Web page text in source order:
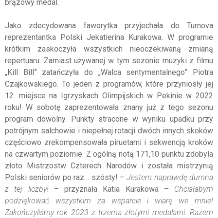
brązowy medal.
Jako zdecydowana faworytka przyjechała do Turnova
reprezentantka Polski Jekatierina Kurakowa. W programie
krótkim zaskoczyła wszystkich nieoczekiwaną zmianą
repertuaru. Zamiast używanej w tym sezonie muzyki z filmu
„Kill Bill” zatańczyła do „Walca sentymentalnego” Piotra
Czajkowskiego. To jeden z programów, które przyniosły jej
12. miejsce na Igrzyskach Olimpijskich w Pekinie w 2022
roku! W sobotę zaprezentowała znany już z tego sezonu
program dowolny. Punkty stracone w wyniku upadku przy
potrójnym salchowie i niepełnej rotacji dwóch innych skoków
częściowo zrekompensowała piruetami i sekwencją kroków
na czwartym poziomie. Z ogólną notą 171,10 punktu zdobyła
złoto Mistrzostw Czterech Narodów i została mistrzynią
Polski seniorów po raz… szósty! –Jestem naprawdę dumna
z tej liczby!– przyznała Katia Kurakowa – Chciałabym
podziękować wszystkim za wsparcie i wiarę we mnie!
Zakończyliśmy rok 2023 z trzema złotymi medalami. Razem